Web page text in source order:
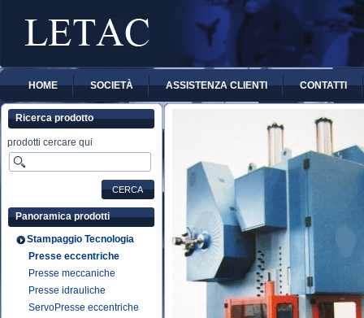
HOME SOCIETÀ ASSISTENZA CLIENTI CONTATTI
Ricerca prodotto
prodotti cercare qui
Panoramica prodotti
Stampaggio Tecnologia
Presse eccentriche
Presse meccaniche
Presse idrauliche
ServoPresse eccentriche